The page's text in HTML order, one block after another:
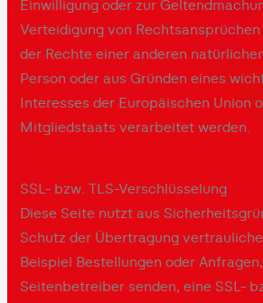
Einwilligung oder zur
Verteidigung von
der Rechte einer anderen
Person oder aus Gründen eines
Interesses der Europäischen Union
Mitgliedstaats verarbeitet werden.
SSL- bzw. TLS-Verschlüsselung
Diese Seite nutzt aus
Schutz der Übertragung
Beispiel Bestellungen oder
Seitenbetreiber senden, eine SSL-